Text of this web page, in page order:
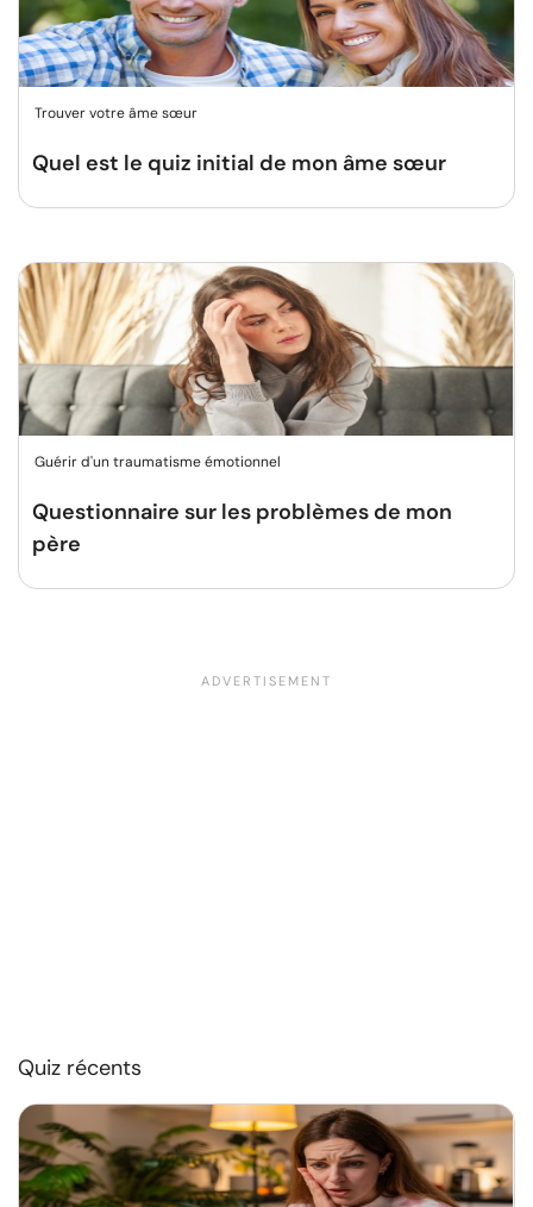
Trouver votre âme sœur
Quel est le quiz initial de mon âme sœur
Guérir d'un traumatisme émotionnel
Questionnaire sur les problèmes de mon
père
Quiz récents